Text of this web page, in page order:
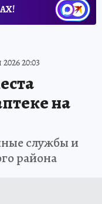
20:03
на
службы и
района